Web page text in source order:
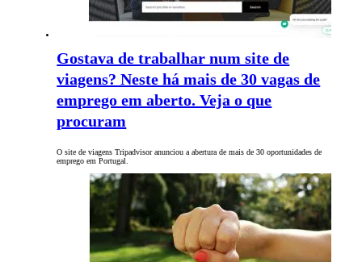
Gostava de trabalhar num site de
viagens? Neste há mais de 30 vagas de
emprego em aberto. Veja o que
procuram
O site de viagens Tripadvisor anunciou a abertura de mais de 30 oportunidades de
emprego em Portugal.